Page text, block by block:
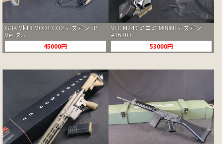
GHK Mk18 MOD1 CO2 ガスガン JP
Ver ダ...
45000円
VFC M249 ミニミ MINIMI ガスガン
#16303
53000円